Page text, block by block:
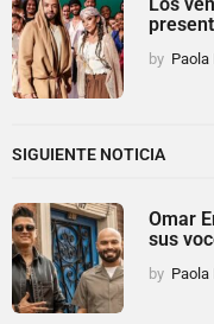
by Paola
SIGUIENTE NOTICIA
Omar
sus
by Paola